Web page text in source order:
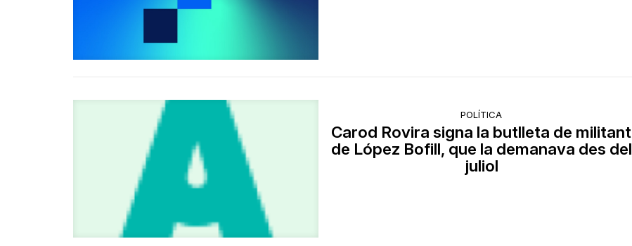
POLÍTICA
Carod Rovira signa la butlleta de militant
de López Bofill, que la demanava des del
juliol